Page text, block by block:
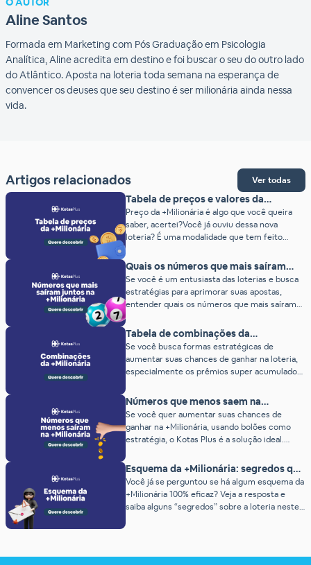
Aline Santos
Formada em Marketing com Pós Graduação em Psicologia
Analítica, Aline acredita em destino e foi buscar o seu do outro lado
do Atlântico. Aposta na loteria toda semana na esperança de
convencer os deuses que seu destino é ser milionária ainda nessa
vida.
Artigos relacionados Ver todas
Tabela de preços e valores da
+Milionária (2026)
Preço da +Milionária é algo que você queira
saber, acertei?Você já ouviu dessa nova
loteria? É uma modalidade que tem feito
muito sucesso entre os brasileiros nos
últimos tempos. Diferente da maioria das
loterias tradicionais, a +Milionária oferece
prêmios incríveis e chances reais de se tornar
um milionário da noite para o dia.Se você está
[…]
Quais os números que mais saíram
juntos na +Milionária?
Se você é um entusiasta das loterias e busca
estratégias para aprimorar suas apostas,
entender quais os números que mais saíram
juntos na +Milionária pode ser uma abordagem
interessante. Leia nosso artigo para descobrir
o que as estatísticas têm a dizer sobre os
sorteios da +Milionária. No Kotas Plus nós
estamos sempre buscando estatísticas e […]
Tabela de combinações da
+Milionária: confira as possibilidades
Se você busca formas estratégicas de
aumentar suas chances de ganhar na loteria,
especialmente os prêmios super acumulados
para você. Aqui, no blog do Kotas Plus,
disponibilizamos conteúdos sobre estatísticas
e curiosidades das principais loterias,
ajudando os apostadores a tomarem decisões
mais precisas. Por isso, decidimos criar esse
[…]
Números que menos saem na
+Milionária (ranking atualizado)
Se você quer aumentar suas chances de
ganhar na +Milionária, usando bolões como
estratégia, o Kotas Plus é a solução ideal.
inteligência artificial para criar bolões
altamente eficazes, oferecendo muito mais
oportunidades de sucesso. E o melhor: o site
é super intuitivo e 100% seguro, permitindo
que você […]
Esquema da +Milionária: segredos que
ninguém te conta (2026)
Você já se perguntou se há algum esquema da
+Milionária 100% eficaz? Veja a resposta e
saiba alguns “segredos” sobre a loteria neste